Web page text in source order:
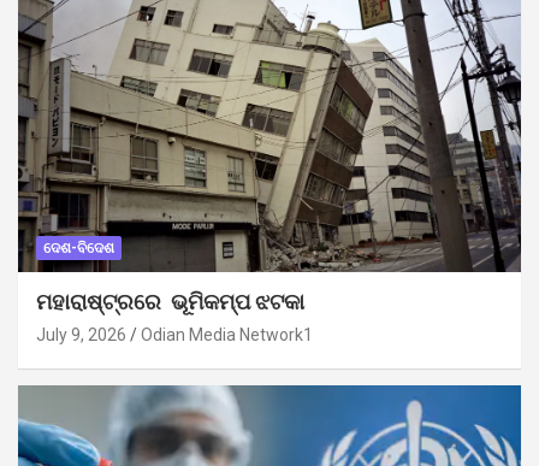
ଦେଶ-ବିଦେଶ
ମହାରାଷ୍ଟ୍ରରେ ଭୂମିକମ୍ପ ଝଟକା
July 9, 2026 Odian Media Network1